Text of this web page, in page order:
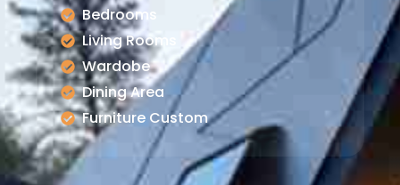
Bedrooms
Living Rooms
Wardobe
Dining Area
Furniture Custom